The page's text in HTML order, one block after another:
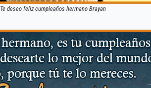
Te deseo feliz cumpleaños hermano Brayan